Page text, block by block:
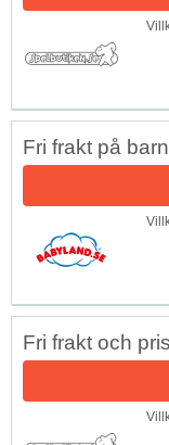
Fri frakt på
Fri frakt och